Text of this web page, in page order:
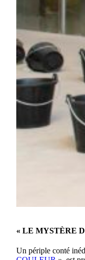
« LE MYSTÈRE
Un périple conté